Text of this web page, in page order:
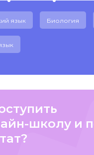
язык Биология
школу и